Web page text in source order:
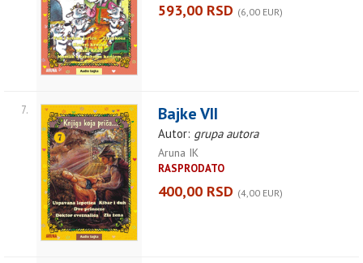
593,00 RSD (6,00 EUR)
7. Bajke VII
Autor: grupa autora
Aruna IK
RASPRODATO
400,00 RSD (4,00 EUR)